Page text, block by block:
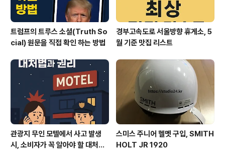
트럼프의 트루스 소셜(Truth So
cial) 원문을 직접 확인 하는 방법
경부고속도로 서울방향 휴게소, 5
월 기준 맛집 리스트
관광지 무인 모텔에서 사고 발생
시, 소비자가 꼭 알아야 할 대처법
스미스 주니어 헬멧 구입, SMITH
HOLT JR 1920